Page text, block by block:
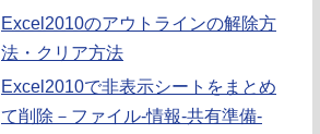
Excel2010のアウトラインの解除方
法・クリア方法
Excel2010で非表示シートをまとめ
て削除－ファイル-情報-共有準備-